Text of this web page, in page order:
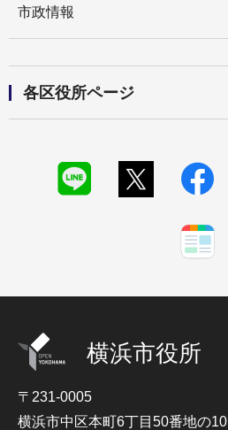
市政情報
各区役所ページ
横浜市役所
〒231-0005
横浜市中区本町6丁目50番地の10